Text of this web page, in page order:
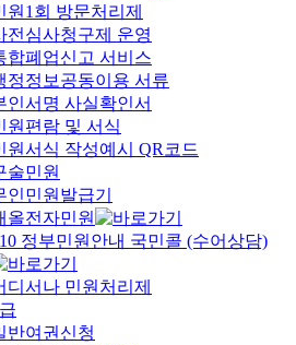
원1회 방문처리제
전심사청구제 운영
합폐업신고 서비스
정정보공동이용 서류
인서명 사실확인서
원편람 및 서식
원서식 작성예시 QR코드
술민원
인민원발급기
올전자민원
정부민원안내 국민콜 (수어상담)
디서나 민원처리제
반여권신청